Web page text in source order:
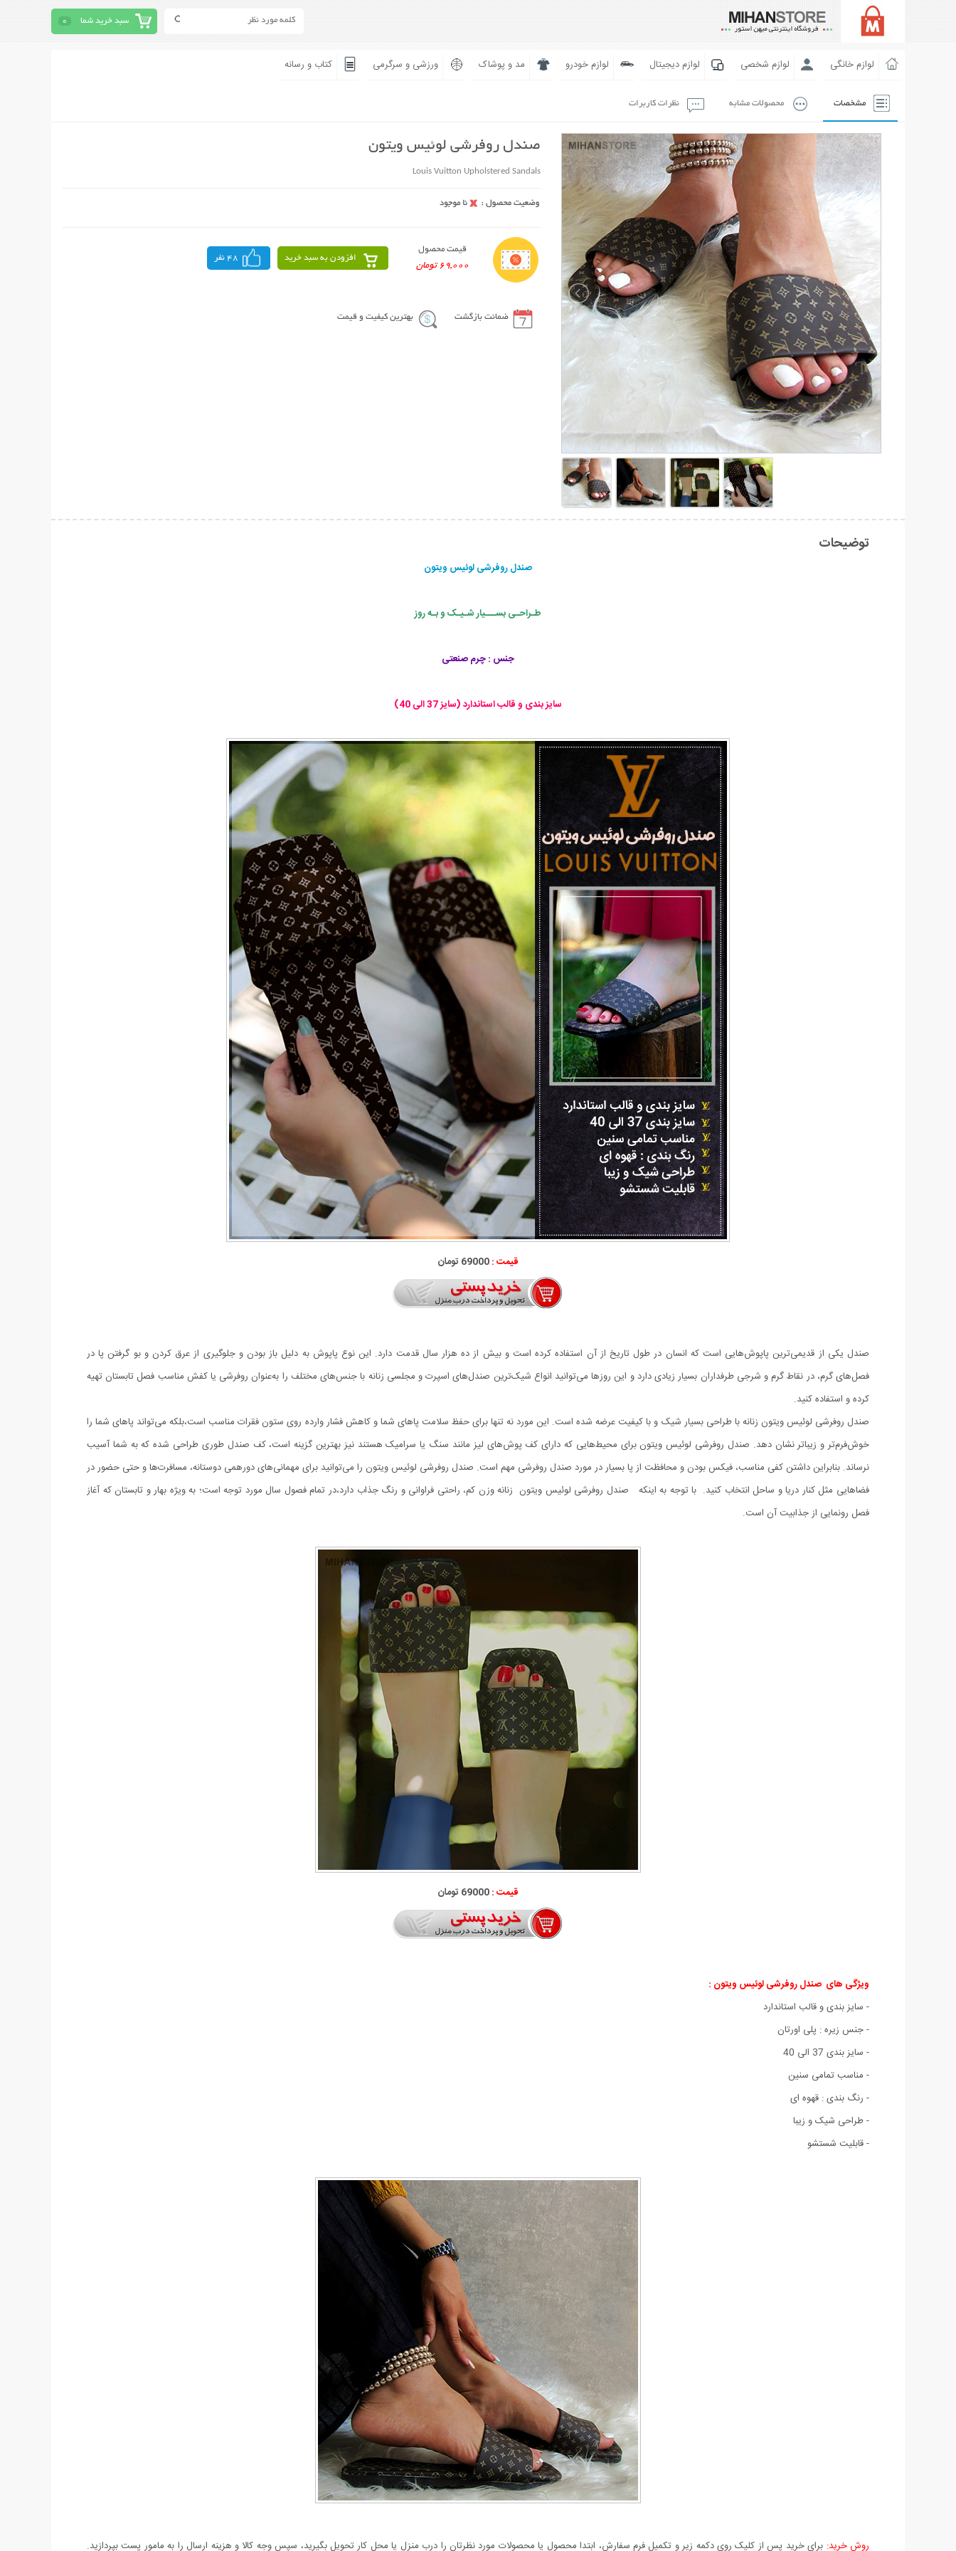
سبد خرید شما 0
لوازم خانگی لوازم شخصی لوازم دیجیتال لوازم خودرو مد و پوشاک ورزشی و سرگرمی کتاب و رسانه
مشخصات محصولات مشابه نظرات کاربرات
صندل روفرشی لوئیس ویتون
Louis Vuitton Upholstered Sandals
قیمت محصول
69,000 تومان
افزودن به سبد خرید 48 نفر
ضمانت بازگشت بهترین کیفیت و قیمت
توضیحات
صندل روفرشی لوئیس ویتون
طـراحـی بســـیار شـیـک و بـه روز
جنس : چرم صنعتی
سایز بندی و قالب استاندارد (سایز 37 الی 40)
قیمت :69000 تومان
صندل یکی از قدیمی‌ترین پاپوش‌هایی است که انسان در طول تاریخ از آن استفاده کرده است و بیش از ده هزار سال قدمت دارد. این نوع پاپوش به دلیل باز بودن و جلوگیری از عرق کردن و بو گرفتن پا در
فصل‌های گرم، در نقاط گرم و شرجی طرفداران بسیار زیادی دارد و این روزها می‌توانید انواع شیک‌ترین صندل‌های اسپرت و مجلسی زنانه با جنس‌های مختلف را به‌عنوان روفرشی یا کفش مناسب فصل تابستان تهیه
کرده و استفاده کنید.
صندل روفرشی لوئیس ویتون زنانه با طراحی بسیار شیک و با کیفیت عرضه شده است. این مورد نه تنها برای حفظ سلامت پاهای شما و کاهش فشار وارده روی ستون فقرات مناسب است،بلکه می‌تواند پاهای شما را
خوش‌فرم‌تر و زیباتر نشان دهد. صندل روفرشی لوئیس ویتون برای محیط‌هایی که دارای کف پوش‌های لیز مانند سنگ یا سرامیک هستند نیز بهترین گزینه است، کف صندل طوری طراحی شده که به شما آسیب
نرساند. بنابراین داشتن کفی مناسب، فیکس بودن و محافظت از پا بسیار در مورد صندل روفرشی مهم است. صندل روفرشی لوئیس ویتون را می‌توانید برای مهمانی‌های دورهمی دوستانه، مسافرت‌ها و حتی حضور در
فضاهایی مثل کنار دریا و ساحل انتخاب کنید. با توجه به اینکه صندل روفرشی لوئیس ویتون زنانه وزن کم، راحتی فراوانی و رنگ‌‎ جذاب دارد،در تمام فصول سال مورد توجه است؛ به ویژه بهار و تابستان که آغاز
فصل رونمایی از جذابیت آن است.
قیمت :69000 تومان
ویژگی های صندل روفرشی لوئیس ویتون :
- سایز بندی و قالب استاندارد
- جنس زیره : پلی اورتان
- سایز بندی 37 الی 40
- مناسب تمامی سنین
- رنگ بندی : قهوه ای
- طراحی شیک و زیبا
- قابلیت شستشو
روش خرید: برای خرید پس از کلیک روی دکمه زیر و تکمیل فرم سفارش، ابتدا محصول یا محصولات مورد نظرتان را درب منزل یا محل کار تحویل بگیرید، سپس وجه کالا و هزینه ارسال را به مامور پست بپردازید.